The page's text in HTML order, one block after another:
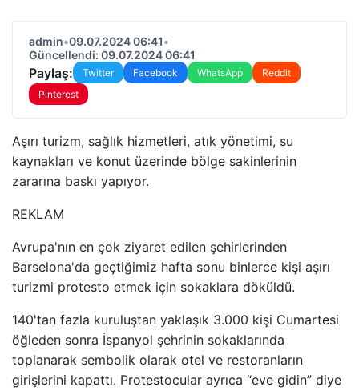
admin•09.07.2024 06:41•
Güncellendi: 09.07.2024 06:41
Paylaş: Twitter Facebook WhatsApp
Reddit
Pinterest
Aşırı turizm, sağlık hizmetleri, atık yönetimi, su
kaynakları ve konut üzerinde bölge sakinlerinin
zararına baskı yapıyor.
REKLAM
Avrupa'nın en çok ziyaret edilen şehirlerinden
Barselona'da geçtiğimiz hafta sonu binlerce kişi aşırı
turizmi protesto etmek için sokaklara döküldü.
140'tan fazla kuruluştan yaklaşık 3.000 kişi Cumartesi
öğleden sonra İspanyol şehrinin sokaklarında
toplanarak sembolik olarak otel ve restoranların
girişlerini kapattı. Protestocular ayrıca “eve gidin” diye